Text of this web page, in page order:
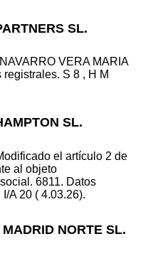
SL.
VERA MARIA
S 8 , H M
SL.
el artículo 2 de
al objeto
6811. Datos
A 20 ( 4.03.26).
NORTE SL.